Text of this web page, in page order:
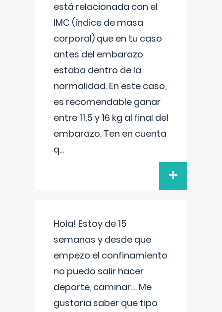
está relacionada con el
IMC (índice de masa
corporal) que en tu caso
antes del embarazo
estaba dentro de la
normalidad. En este caso,
es recomendable ganar
entre 11,5 y 16 kg al final del
embarazo. Ten en cuenta
q...
+
Hola! Estoy de 15
semanas y desde que
empezo el confinamiento
no puedo salir hacer
deporte, caminar.... Me
gustaria saber que tipo